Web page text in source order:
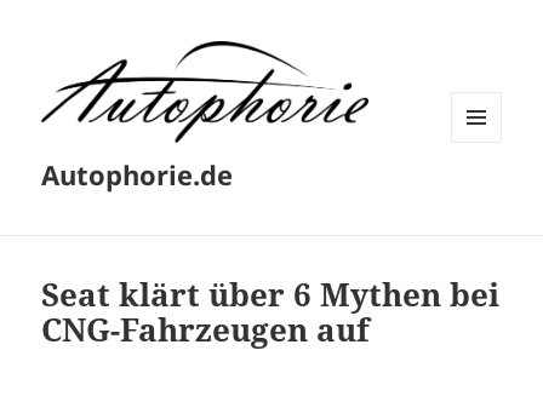
Autophorie.de
Seat klärt über 6 Mythen bei
CNG-Fahrzeugen auf